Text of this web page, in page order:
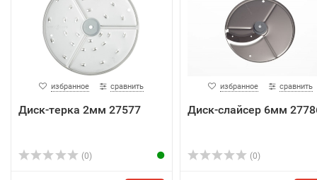
избранное сравнить
Диск-терка 2мм 27577
(0)
избранное сравнить
Диск-слайсер 6мм
(0)